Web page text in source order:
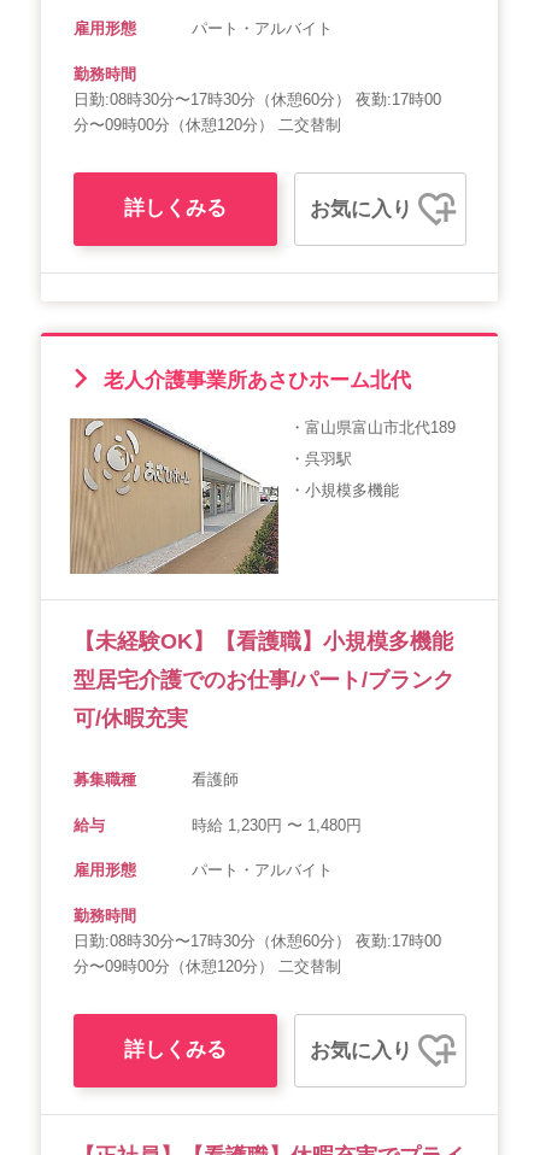
雇用形態 パート・アルバイト
勤務時間
日勤:08時30分〜17時30分（休憩60分） 夜勤:17時00
分〜09時00分（休憩120分） 二交替制
詳しくみる お気に入り
老人介護事業所あさひホーム北代
・富山県富山市北代189
・呉羽駅
・小規模多機能
【未経験OK】【看護職】小規模多機能
型居宅介護でのお仕事/パート/ブランク
可/休暇充実
募集職種 看護師
給与 時給 1,230円 〜 1,480円
雇用形態 パート・アルバイト
勤務時間
日勤:08時30分〜17時30分（休憩60分） 夜勤:17時00
分〜09時00分（休憩120分） 二交替制
詳しくみる お気に入り